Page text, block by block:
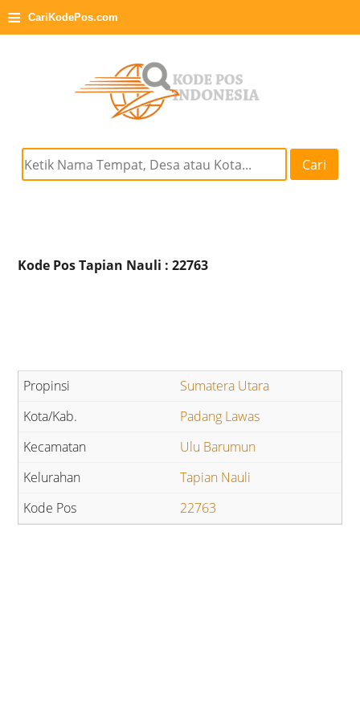
≡ CariKodePos.com
Cari
Kode Pos Tapian Nauli : 22763
Sumatera Utara
Padang Lawas
Ulu Barumun
Tapian Nauli
22763